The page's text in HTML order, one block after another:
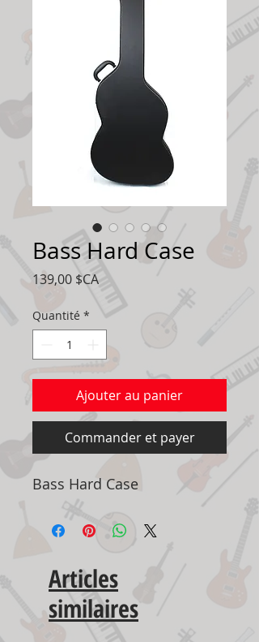
Bass Hard Case
139,00 $CAPrix
Quantité *
Ajouter au panier
Commander et payer
Bass Hard Case
Articles
similaires